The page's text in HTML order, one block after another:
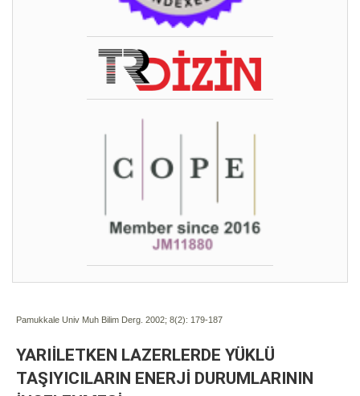
Pamukkale Univ Muh Bilim Derg. 2002; 8(2): 179-187
YARIİLETKEN LAZERLERDE YÜKLÜ
TAŞIYICILARIN ENERJİ DURUMLARININ